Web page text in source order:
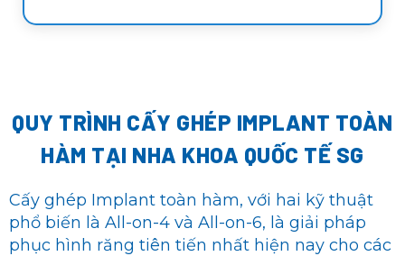
QUY TRÌNH CẤY GHÉP IMPLANT TOÀN
HÀM TẠI NHA KHOA QUỐC TẾ SG
Cấy ghép Implant toàn hàm, với hai kỹ thuật
phổ biến là All-on-4 và All-on-6, là giải pháp
phục hình răng tiên tiến nhất hiện nay cho các